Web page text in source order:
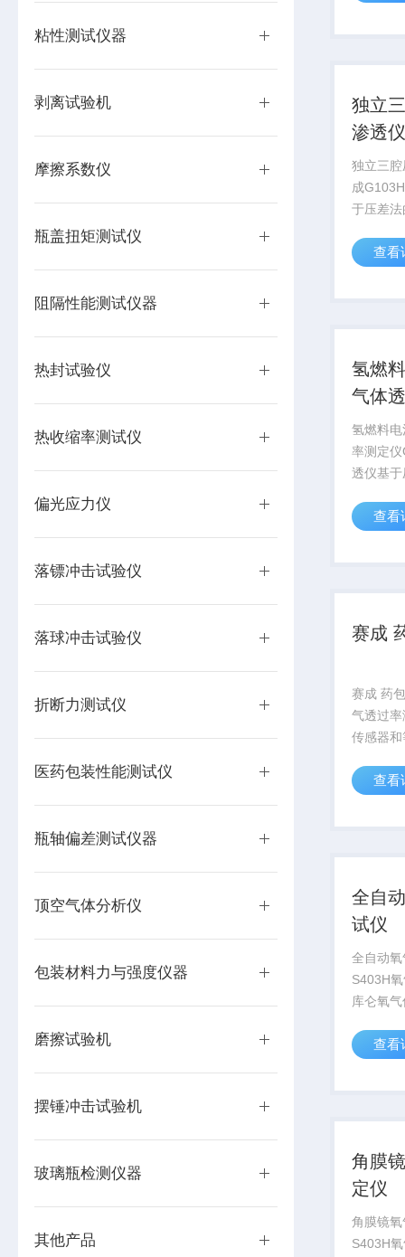
粘性测试仪器
剥离试验机
摩擦系数仪
瓶盖扭矩测试仪
阻隔性能测试仪器
热封试验仪
热收缩率测试仪
偏光应力仪
落镖冲击试验仪
落球冲击试验仪
折断力测试仪
医药包装性能测试仪
瓶轴偏差测试仪器
顶空气体分析仪
包装材料力与强度仪器
磨擦试验机
摆锤冲击试验机
玻璃瓶检测仪器
其他产品
材料、
独立
渗透
独立三
成
于压差
率测试
金属箔
查看
氢燃
气体
氢燃料
率测定
透仪基
体透过
片材、
查看
赛成
赛成 药
气透过
传感器
造，适
业品等
查看
全自
试仪
全自动
S403H
库仑氧
准设计
电子、
查看
角膜
定仪
角膜镜
S403H